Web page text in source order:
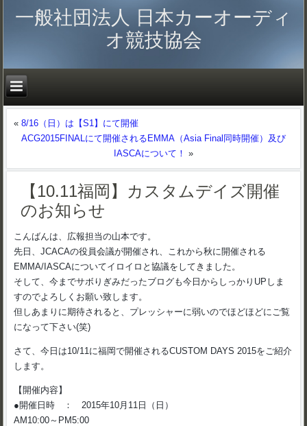
一般社団法人 日本カーオーディ
オ競技協会
«8/16（日）は【S1】にて開催
ACG2015FINALにて開催されるEMMA（Asia Final同時開催）及び
IASCAについて！ »
【10.11福岡】カスタムデイズ開催
のお知らせ
こんばんは、広報担当の山本です。
先日、JCACAの役員会議が開催され、これから秋に開催される
EMMA/IASCAについてイロイロと協議をしてきました。
そして、今までサボりぎみだったブログも今日からしっかりUPしま
すのでよろしくお願い致します。
但しあまりに期待されると、プレッシャーに弱いのでほどほどにご覧
になって下さい(笑)
さて、今日は10/11に福岡で開催されるCUSTOM DAYS 2015をご紹介
します。
【開催内容】
●開催日時 ： 2015年10月11日（日）
AM10:00～PM5:00